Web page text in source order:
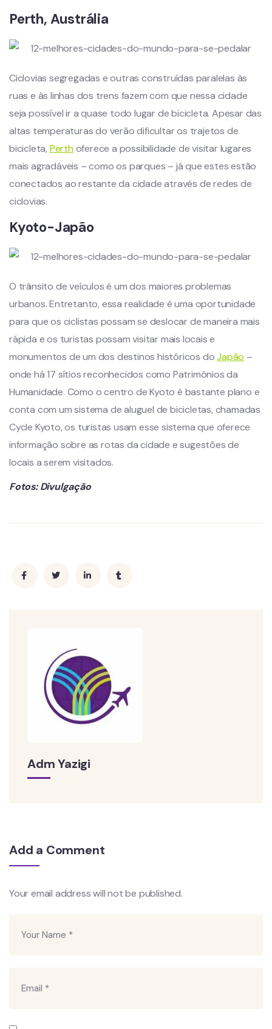
Perth, Austrália
Ciclovias segregadas e outras construídas paralelas às
ruas e às linhas dos trens fazem com que nessa cidade
seja possível ir a quase todo lugar de bicicleta. Apesar das
altas temperaturas do verão dificultar os trajetos de
bicicleta, Perthoferece a possibilidade de visitar lugares
mais agradáveis – como os parques – já que estes estão
conectados ao restante da cidade através de redes de
ciclovias.
Kyoto-Japão
O trânsito de veículos é um dos maiores problemas
urbanos. Entretanto, essa realidade é uma oportunidade
para que os ciclistas possam se deslocar de maneira mais
rápida e os turistas possam visitar mais locais e
monumentos de um dos destinos históricos doJapão –
onde há 17 sítios reconhecidos como Patrimônios da
Humanidade. Como o centro de Kyoto é bastante plano e
conta com um sistema de aluguel de bicicletas, chamadas
Cycle Kyoto, os turistas usam esse sistema que oferece
informação sobre as rotas da cidade e sugestões de
locais a serem visitados.
Fotos: Divulgação
Adm Yazigi
Add a Comment
Your email address will not be published.